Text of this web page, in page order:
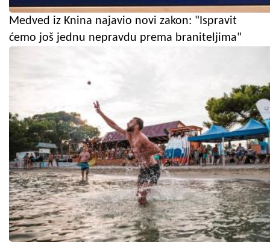
Medved iz Knina najavio novi zakon: "Ispravit
ćemo još jednu nepravdu prema braniteljima"